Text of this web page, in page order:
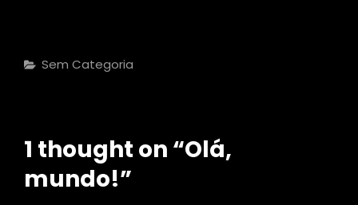
Categories
Sem Categoria
1 thought on “Olá,
mundo!”